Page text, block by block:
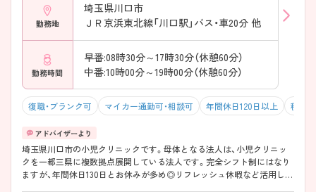
勤務地
埼玉県川口市
ＪＲ京浜東北線「川口駅」バス・車20分 他
勤務時間
早番:08時30分～17時30分（休憩60分）
中番:10時00分～19時00分（休憩60分）
復職・ブランク可 マイカー通勤可・相談可 年間休日120日以上 積極
埼玉県川口市の小児クリニックです。母体となる法人は、小児クリニッ
クを一都三県に複数拠点展開している法人です。完全シフト制にはなり
ますが、年間休日130日とお休みが多め◎リフレッシュ休暇など活用し、